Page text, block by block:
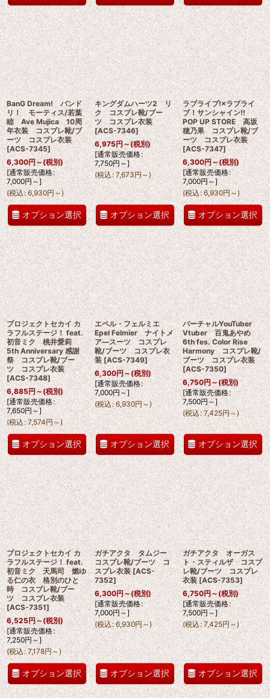
BanG Dream! バンド
リ！ モーティス/若葉
睦 Ave Mujica 10周
年衣装 コスプレ靴/ブ
ーツ コスプレ衣装
[ACS-7345]
6,300円～(税別)
[通常販売価格:
7,000円～]
(税込: 6,930円 ～)
オプション選択
キングダムハーツ2 リ
ク コスプレ靴/ブー
ツ コスプレ衣装
[ACS-7346]
6,975円～(税別)
[通常販売価格:
7,750円～]
(税込: 7,673円～)
オプション選択
ラブライブ!×ラブライ
ブ！サンシャイン!!
POP UP STORE 高坂
穂乃果 コスプレ靴/ブ
ーツ コスプレ衣装
[ACS-7347]
6,300円～(税別)
[通常販売価格:
7,000円～]
(税込: 6,930円～)
オプション選択
プロジェクトセカイ カ
ラフルステージ！ feat.
初音ミク 桃井愛莉
5th Anniversary 感謝
祭 コスプレ靴/ブー
ツ コスプレ衣装
[ACS-7348]
6,885円～(税別)
[通常販売価格:
7,650円～]
(税込: 7,574円～)
オプション選択
エペル・フェルミエ
Epel Felmier ナイトメ
ア―スーツ コスプレ
靴/ブーツ コスプレ衣
装 [ACS-7349]
6,300円～(税別)
[通常販売価格:
7,000円～]
(税込: 6,930円～)
オプション選択
バーチャルYouTuber
Vtuber 百鬼あやめ
6th fes. Color Rise
Harmony コスプレ靴/
ブーツ コスプレ衣装
[ACS-7350]
6,750円～(税別)
[通常販売価格:
7,500円～]
(税込: 7,425円～)
オプション選択
プロジェクトセカイ カ
ラフルステージ！ feat.
初音ミク 天馬司 燃ゆ
る仁の衣 格別のひと
時 コスプレ靴/ブー
ツ コスプレ衣装
[ACS-7351]
6,525円～(税別)
[通常販売価格:
7,250円～]
(税込: 7,178円～)
オプション選択
ガチアクタ タムジー
コスプレ靴/ブーツ コ
スプレ衣装 [ACS-
7352]
6,300円～(税別)
[通常販売価格:
7,000円～]
(税込: 6,930円～)
オプション選択
ガチアクタ オーガス
ト・スティルザ コスプ
レ靴/ブーツ コスプレ
衣装 [ACS-7353]
6,750円～(税別)
[通常販売価格:
7,500円～]
(税込: 7,425円～)
オプション選択